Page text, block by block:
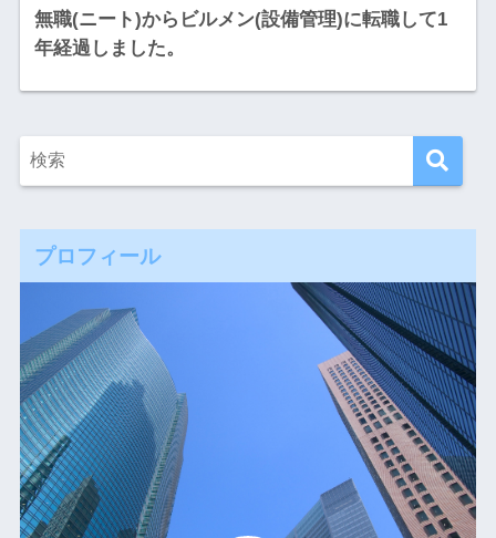
無職(ニート)からビルメン(設備管理)に転職して1
年経過しました。
プロフィール